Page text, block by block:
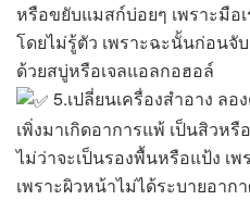
หรือขยับแมสก์บ่อยๆ เพราะมือ
โดยไม่รู้ตัว เพราะฉะนั้นก่อน
ด้วยสบู่หรือเจลแอลกอฮอล์
5.เปลี่ยนเครื่องสำอาง ลอ
เพิ่งมาเกิดอาการแพ้ เป็นสิวห
ไม่ว่าจะเป็นรองพื้นหรือแป้ง เ
เพราะผิวหน้าไม่ได้ระบายอาก